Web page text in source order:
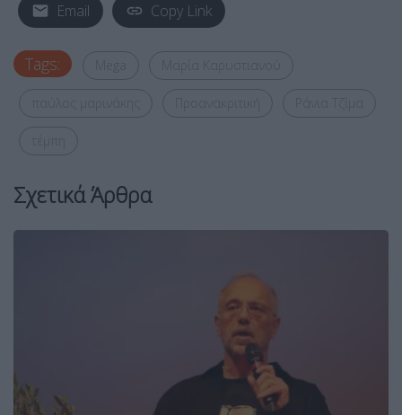
Email Copy Link
Tags:
Σχετικά Άρθρα